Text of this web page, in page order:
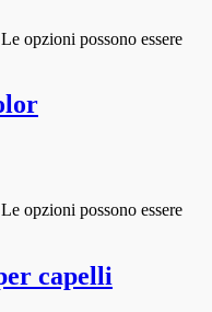
opzioni possono essere
opzioni possono essere
capelli